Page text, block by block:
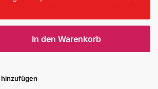
In den Warenkorb